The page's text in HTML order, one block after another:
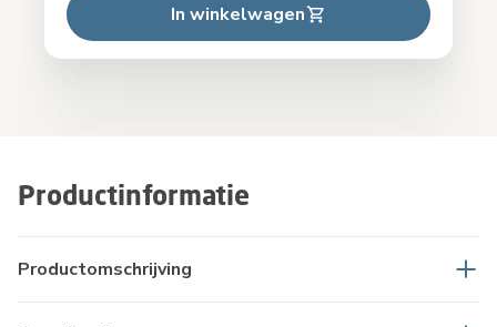
Productinformatie
Productomschrijving
In winkelwagen